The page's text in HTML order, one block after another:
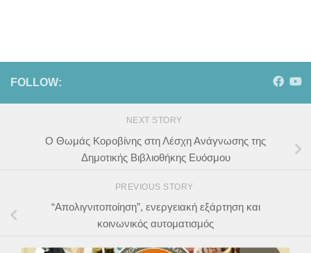
FOLLOW:
NEXT STORY
Ο Θωμάς Κοροβίνης στη Λέσχη Ανάγνωσης της
Δημοτικής Βιβλιοθήκης Ευόσμου
PREVIOUS STORY
“Απολιγνιτοποίηση”, ενεργειακή εξάρτηση και
κοινωνικός αυτοματισμός